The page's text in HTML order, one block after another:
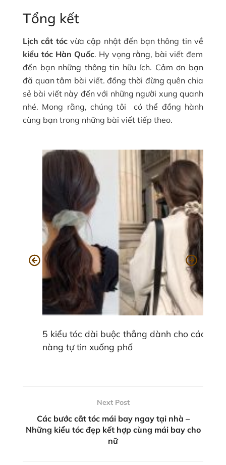
Tổng kết
Lịch cắt tócvừa cập nhật đến bạn thông tin về
kiểu tóc Hàn Quốc. Hy vọng rằng, bài viết đem
đến bạn những thông tin hữu ích. Cảm ơn bạn
đã quan tâm bài viết. đồng thời đừng quên chia
sẻ bài viết này đến với những người xung quanh
nhé. Mong rằng, chúng tôi có thể đồng hành
cùng bạn trong những bài viết tiếp theo.
5 kiểu tóc dài buộc thẳng dành cho các
nàng tự tin xuống phố
Next Post
Các bước cắt tóc mái bay ngay tại nhà –
Những kiểu tóc đẹp kết hợp cùng mái bay cho
nữ